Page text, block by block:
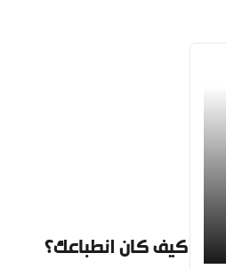
كيف كان انطباعك؟